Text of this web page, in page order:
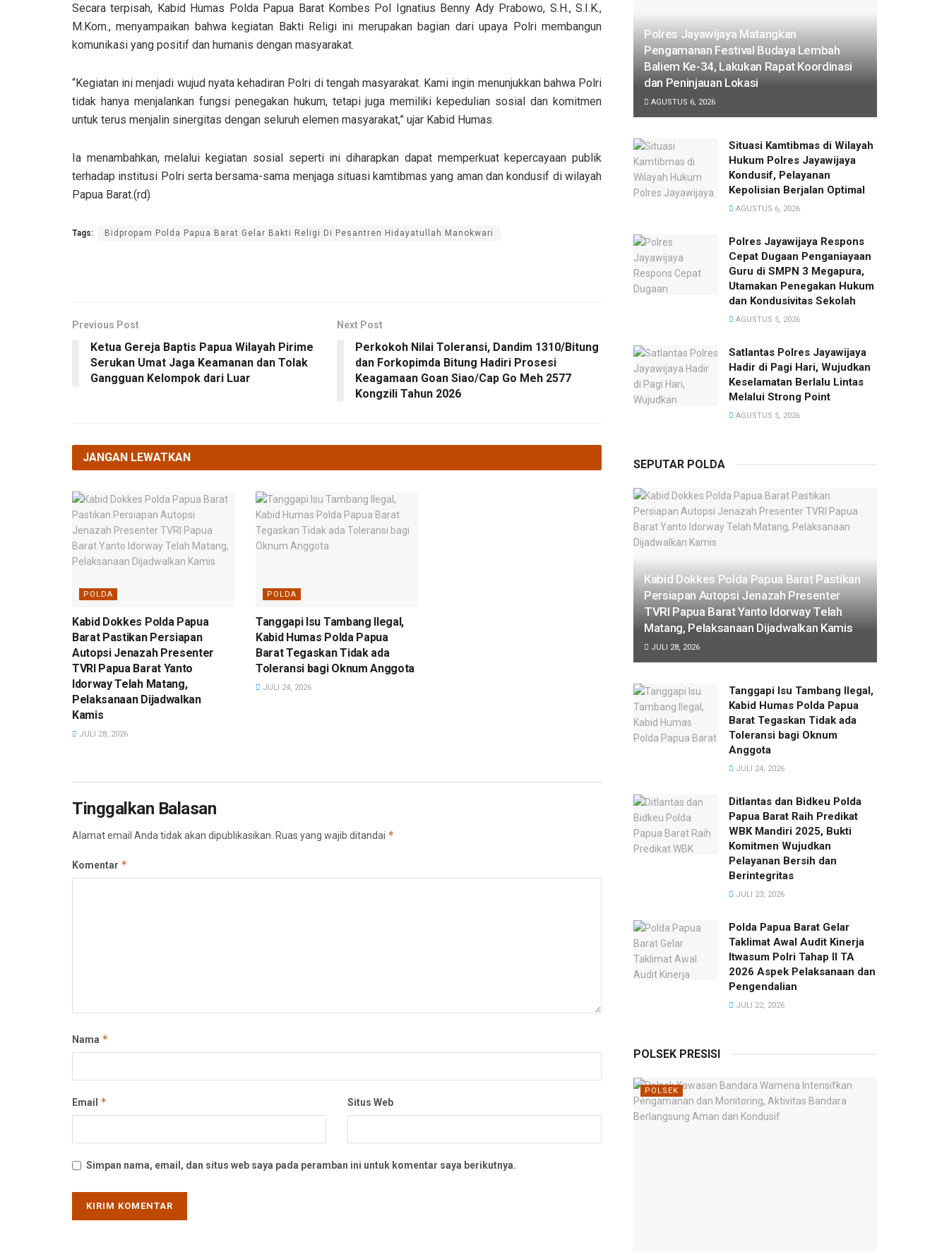
Secara terpisah, Kabid Humas Polda Papua Barat Kombes Pol Ignatius Benny Ady Prabowo, S.H., S.I.K.,
M.Kom., menyampaikan bahwa kegiatan Bakti Religi ini merupakan bagian dari upaya Polri membangun
komunikasi yang positif dan humanis dengan masyarakat.
“Kegiatan ini menjadi wujud nyata kehadiran Polri di tengah masyarakat. Kami ingin menunjukkan bahwa Polri
tidak hanya menjalankan fungsi penegakan hukum, tetapi juga memiliki kepedulian sosial dan komitmen
untuk terus menjalin sinergitas dengan seluruh elemen masyarakat,” ujar Kabid Humas.
Ia menambahkan, melalui kegiatan sosial seperti ini diharapkan dapat memperkuat kepercayaan publik
terhadap institusi Polri serta bersama-sama menjaga situasi kamtibmas yang aman dan kondusif di wilayah
Papua Barat.(rd)
Tags: Bidpropam Polda Papua Barat Gelar Bakti Religi Di Pesantren Hidayatullah Manokwari
Previous Post
Ketua Gereja Baptis Papua Wilayah Pirime
Serukan Umat Jaga Keamanan dan Tolak
Gangguan Kelompok dari Luar
Next Post
Perkokoh Nilai Toleransi, Dandim 1310/Bitung
dan Forkopimda Bitung Hadiri Prosesi
Keagamaan Goan Siao/Cap Go Meh 2577
Kongzili Tahun 2026
JANGAN LEWATKAN
POLDA
Kabid Dokkes Polda Papua
Barat Pastikan Persiapan
Autopsi Jenazah Presenter
TVRI Papua Barat Yanto
Idorway Telah Matang,
Pelaksanaan Dijadwalkan
Kamis
JULI 28, 2026
POLDA
Tanggapi Isu Tambang Ilegal,
Kabid Humas Polda Papua
Barat Tegaskan Tidak ada
Toleransi bagi Oknum Anggota
JULI 24, 2026
Tinggalkan Balasan
Alamat email Anda tidak akan dipublikasikan. Ruas yang wajib ditandai *
Komentar *
Nama *
Email * Situs Web
Simpan nama, email, dan situs web saya pada peramban ini untuk komentar saya berikutnya.
Polres Jayawijaya Matangkan
Pengamanan Festival Budaya Lembah
Baliem Ke-34, Lakukan Rapat Koordinasi
dan Peninjauan Lokasi
AGUSTUS 6, 2026
Situasi Kamtibmas di Wilayah
Hukum Polres Jayawijaya
Kondusif, Pelayanan
Kepolisian Berjalan Optimal
AGUSTUS 6, 2026
Polres Jayawijaya Respons
Cepat Dugaan Penganiayaan
Guru di SMPN 3 Megapura,
Utamakan Penegakan Hukum
dan Kondusivitas Sekolah
AGUSTUS 5, 2026
Satlantas Polres Jayawijaya
Hadir di Pagi Hari, Wujudkan
Keselamatan Berlalu Lintas
Melalui Strong Point
AGUSTUS 5, 2026
SEPUTAR POLDA
Kabid Dokkes Polda Papua Barat Pastikan
Persiapan Autopsi Jenazah Presenter
TVRI Papua Barat Yanto Idorway Telah
Matang, Pelaksanaan Dijadwalkan Kamis
JULI 28, 2026
Tanggapi Isu Tambang Ilegal,
Kabid Humas Polda Papua
Barat Tegaskan Tidak ada
Toleransi bagi Oknum
Anggota
JULI 24, 2026
Ditlantas dan Bidkeu Polda
Papua Barat Raih Predikat
WBK Mandiri 2025, Bukti
Komitmen Wujudkan
Pelayanan Bersih dan
Berintegritas
JULI 23, 2026
Polda Papua Barat Gelar
Taklimat Awal Audit Kinerja
Itwasum Polri Tahap II TA
2026 Aspek Pelaksanaan dan
Pengendalian
JULI 22, 2026
POLSEK PRESISI
POLSEK